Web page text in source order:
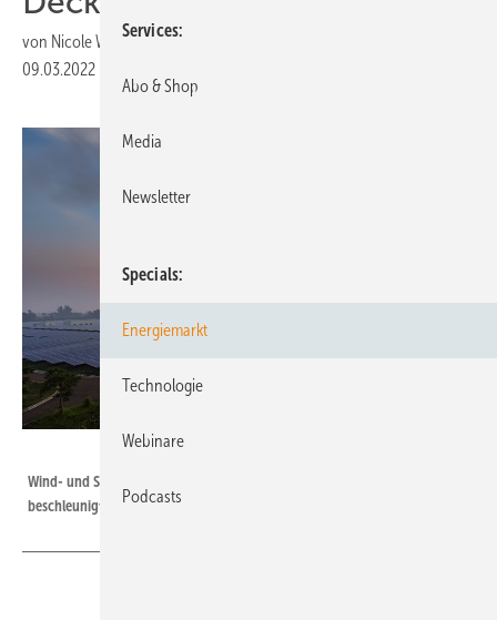
von Nicole Weinhold
09.03.2022
Wind- und Solarfirmen kennen jetzt keine Langeweile. Der Ausbau soll
beschleunigt werden.
Services
Abo & Shop
Media
Newsletter
Specials
Energiemarkt
Technologie
Webinare
Podcasts